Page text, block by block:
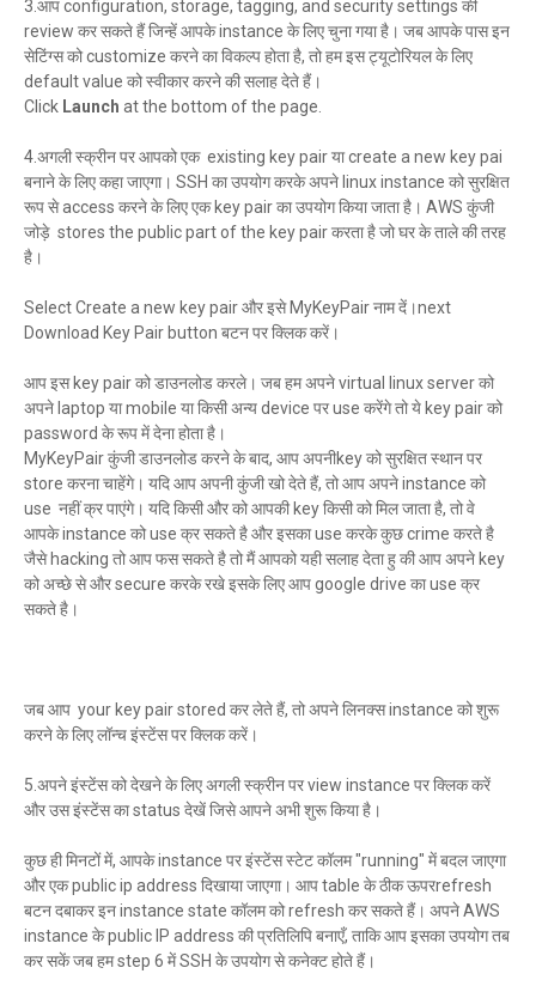
3.आप configuration, storage, tagging, and security settings की
review कर सकते हैं जिन्हें आपके instance के लिए चुना गया है। जब आपके पास इन
सेटिंग्स को customize करने का विकल्प होता है, तो हम इस ट्यूटोरियल के लिए
default value को स्वीकार करने की सलाह देते हैं।
Click Launch at the bottom of the page.
4.अगली स्क्रीन पर आपको एक existing key pair या create a new key pai
बनाने के लिए कहा जाएगा। SSH का उपयोग करके अपने linux instance को सुरक्षित
रूप से access करने के लिए एक key pair का उपयोग किया जाता है। AWS कुंजी
जोड़े stores the public part of the key pair करता है जो घर के ताले की तरह
है।
Select Create a new key pair और इसे MyKeyPair नाम दें।next
Download Key Pair button बटन पर क्लिक करें।
आप इस key pair को डाउनलोड करले। जब हम अपने virtual linux server को
अपने laptop या mobile या किसी अन्य device पर use करेंगे तो ये key pair को
password के रूप में देना होता है।
MyKeyPair कुंजी डाउनलोड करने के बाद, आप अपनीkey को सुरक्षित स्थान पर
store करना चाहेंगे। यदि आप अपनी कुंजी खो देते हैं, तो आप अपने instance को
use नहीं क्र पाएंगे। यदि किसी और को आपकी key किसी को मिल जाता है, तो वे
आपके instance को use क्र सकते है और इसका use करके कुछ crime करते है
जैसे hacking तो आप फस सकते है तो मैं आपको यही सलाह देता हु की आप अपने key
को अच्छे से और secure करके रखे इसके लिए आप google drive का use क्र
सकते है।
जब आप your key pair stored कर लेते हैं, तो अपने लिनक्स instance को शुरू
करने के लिए लॉन्च इंस्टेंस पर क्लिक करें।
5.अपने इंस्टेंस को देखने के लिए अगली स्क्रीन पर view instance पर क्लिक करें
और उस इंस्टेंस का status देखें जिसे आपने अभी शुरू किया है।
कुछ ही मिनटों में, आपके instance पर इंस्टेंस स्टेट कॉलम "running" में बदल जाएगा
और एक public ip address दिखाया जाएगा। आप table के ठीक ऊपरrefresh
बटन दबाकर इन instance state कॉलम को refresh कर सकते हैं। अपने AWS
instance के public IP address की प्रतिलिपि बनाएँ, ताकि आप इसका उपयोग तब
कर सकें जब हम step 6 में SSH के उपयोग से कनेक्ट होते हैं।